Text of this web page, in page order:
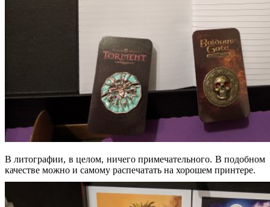
В литографии, в целом, ничего примечательного. В подобном
качестве можно и самому распечатать на хорошем принтере.